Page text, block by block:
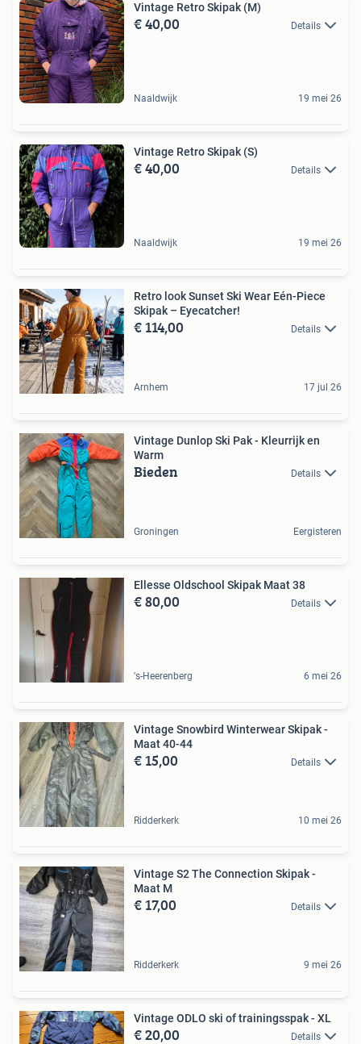
Vintage Retro Skipak (M)
€ 40,00 Details
Naaldwijk 19 mei 26
Vintage Retro Skipak (S)
€ 40,00 Details
Naaldwijk 19 mei 26
Retro look Sunset Ski Wear Eén-Piece
Skipak – Eyecatcher!
€ 114,00 Details
Arnhem 17 jul 26
Vintage Dunlop Ski Pak - Kleurrijk en
Warm
Bieden Details
Groningen Eergisteren
Ellesse Oldschool Skipak Maat 38
€ 80,00 Details
's-Heerenberg 6 mei 26
Vintage Snowbird Winterwear Skipak -
Maat 40-44
€ 15,00 Details
Ridderkerk 10 mei 26
Vintage S2 The Connection Skipak -
Maat M
€ 17,00 Details
Ridderkerk 9 mei 26
Vintage ODLO ski of trainingsspak - XL
€ 20,00 Details